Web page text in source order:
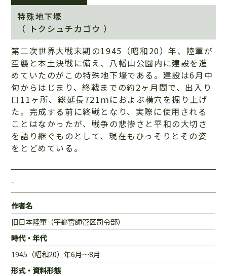
特殊地下壕
（ トクシュチカゴウ ）
第二次世界大戦末期の1945（昭和20）年、陸軍が
空襲と本土決戦に備え、八幡山公園内に建設を進
めていたのがこの特殊地下壕である。建設は6月中
旬からはじまり、終戦までの約2ヶ月間で、出入り
口11ヶ所、総延長721ｍにおよぶ横穴を掘り上げ
た。完成する前に終戦となり、実際に使用される
ことはなかったが、戦争の悲惨さと平和の大切さ
を語り継ぐものとして、現在もひっそりとその姿
をとどめている。
-
作者名
旧日本陸軍（宇都宮師管区司令部）
時代・年代
1945（昭和20）年6月～8月
形式・資料形態